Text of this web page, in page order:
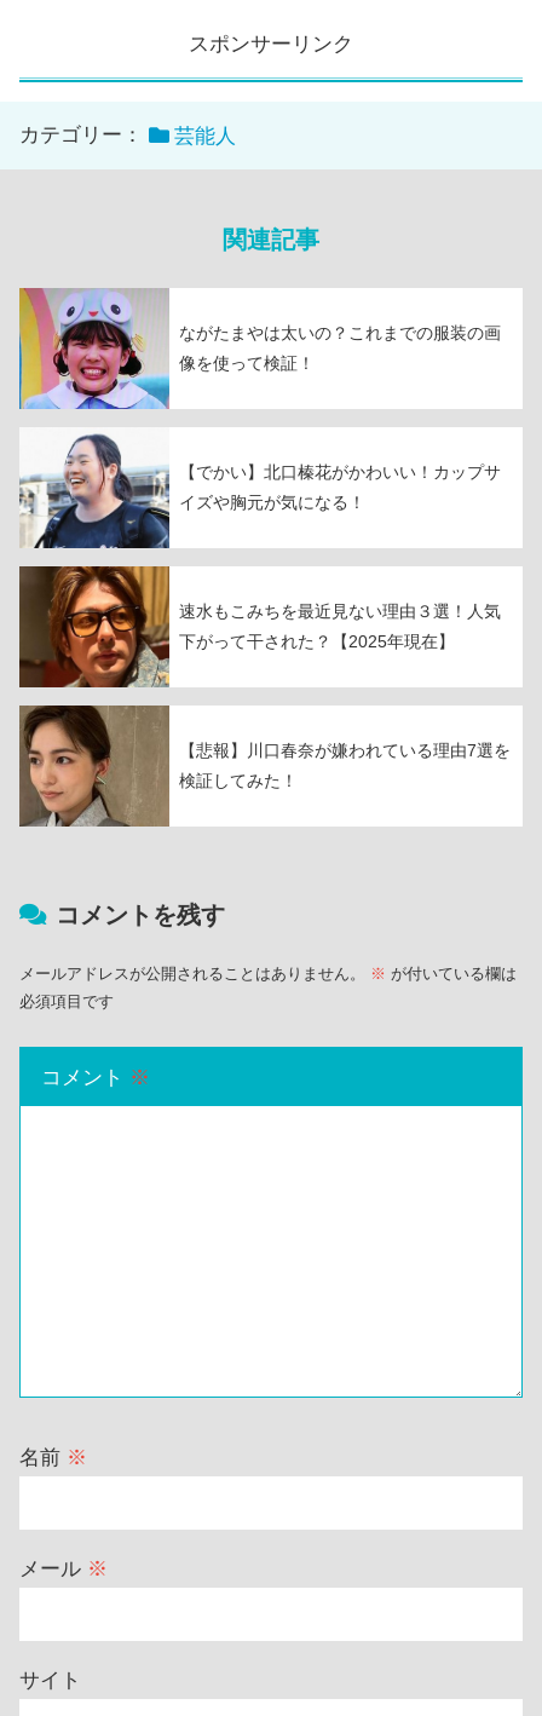
スポンサーリンク
カテゴリー： 芸能人
関連記事
ながたまやは太いの？これまでの服装の画
像を使って検証！
【でかい】北口榛花がかわいい！カップサ
イズや胸元が気になる！
速水もこみちを最近見ない理由３選！人気
下がって干された？【2025年現在】
【悲報】川口春奈が嫌われている理由7選を
検証してみた！
コメントを残す
メールアドレスが公開されることはありません。 ※ が付いている欄は
必須項目です
コメント ※
名前 ※
メール ※
サイト